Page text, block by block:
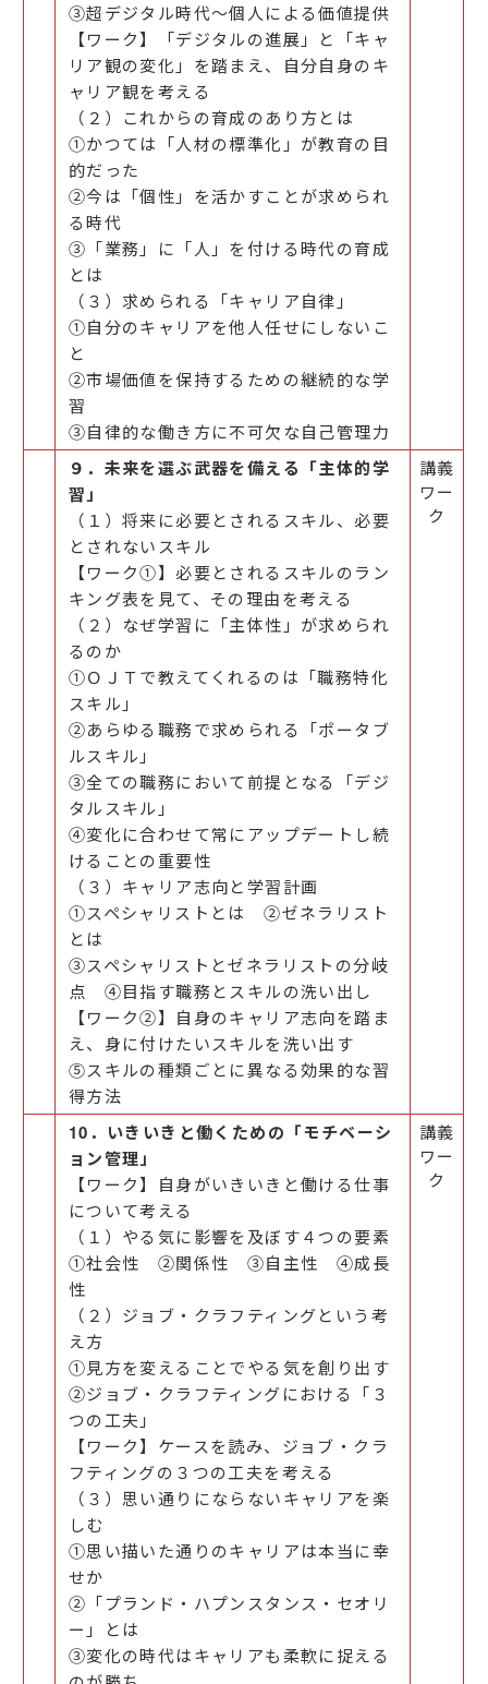
③超デジタル時代～個人による価値提供
【ワーク】「デジタルの進展」と「キャ
リア観の変化」を踏まえ、自分自身のキ
ャリア観を考える
（２）これからの育成のあり方とは
①かつては「人材の標準化」が教育の目
的だった
②今は「個性」を活かすことが求められ
る時代
③「業務」に「人」を付ける時代の育成
とは
（３）求められる「キャリア自律」
①自分のキャリアを他人任せにしないこ
と
②市場価値を保持するための継続的な学
習
③自律的な働き方に不可欠な自己管理力
９．未来を選ぶ武器を備える「主体的学
習」
（１）将来に必要とされるスキル、必要
とされないスキル
【ワーク①】必要とされるスキルのラン
キング表を見て、その理由を考える
（２）なぜ学習に「主体性」が求められ
るのか
①ＯＪＴで教えてくれるのは「職務特化
スキル」
②あらゆる職務で求められる「ポータブ
ルスキル」
③全ての職務において前提となる「デジ
タルスキル」
④変化に合わせて常にアップデートし続
けることの重要性
（３）キャリア志向と学習計画
①スペシャリストとは ②ゼネラリスト
とは
③スペシャリストとゼネラリストの分岐
点 ④目指す職務とスキルの洗い出し
【ワーク②】自身のキャリア志向を踏ま
え、身に付けたいスキルを洗い出す
⑤スキルの種類ごとに異なる効果的な習
得方法
講義
ワー
ク
10．いきいきと働くための「モチベーシ
ョン管理」
【ワーク】自身がいきいきと働ける仕事
について考える
（１）やる気に影響を及ぼす４つの要素
①社会性 ②関係性 ③自主性 ④成長
性
（２）ジョブ・クラフティングという考
え方
①見方を変えることでやる気を創り出す
②ジョブ・クラフティングにおける「３
つの工夫」
【ワーク】ケースを読み、ジョブ・クラ
フティングの３つの工夫を考える
（３）思い通りにならないキャリアを楽
しむ
①思い描いた通りのキャリアは本当に幸
せか
②「プランド・ハプンスタンス・セオリ
ー」とは
③変化の時代はキャリアも柔軟に捉える
講義
ワー
ク